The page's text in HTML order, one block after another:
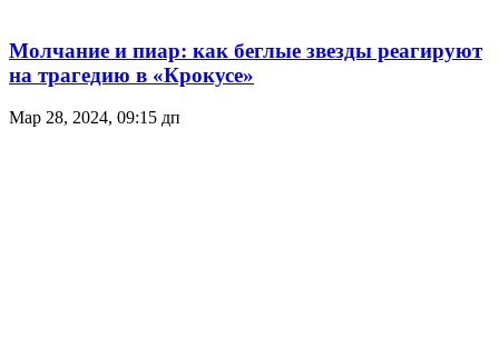
Молчание и пиар: как беглые звезды реагируют
на трагедию в «Крокусе»
Мар 28, 2024, 09:15 дп